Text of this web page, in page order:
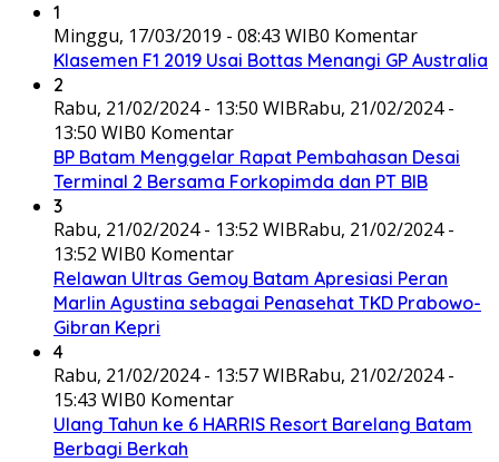
1
Minggu, 17/03/2019 - 08:43 WIB0 Komentar
Klasemen F1 2019 Usai Bottas Menangi GP Australia
2
Rabu, 21/02/2024 - 13:50 WIBRabu, 21/02/2024 -
13:50 WIB0 Komentar
BP Batam Menggelar Rapat Pembahasan Desai
Terminal 2 Bersama Forkopimda dan PT BIB
3
Rabu, 21/02/2024 - 13:52 WIBRabu, 21/02/2024 -
13:52 WIB0 Komentar
Relawan Ultras Gemoy Batam Apresiasi Peran
Marlin Agustina sebagai Penasehat TKD Prabowo-
Gibran Kepri
4
Rabu, 21/02/2024 - 13:57 WIBRabu, 21/02/2024 -
15:43 WIB0 Komentar
Ulang Tahun ke 6 HARRIS Resort Barelang Batam
Berbagi Berkah